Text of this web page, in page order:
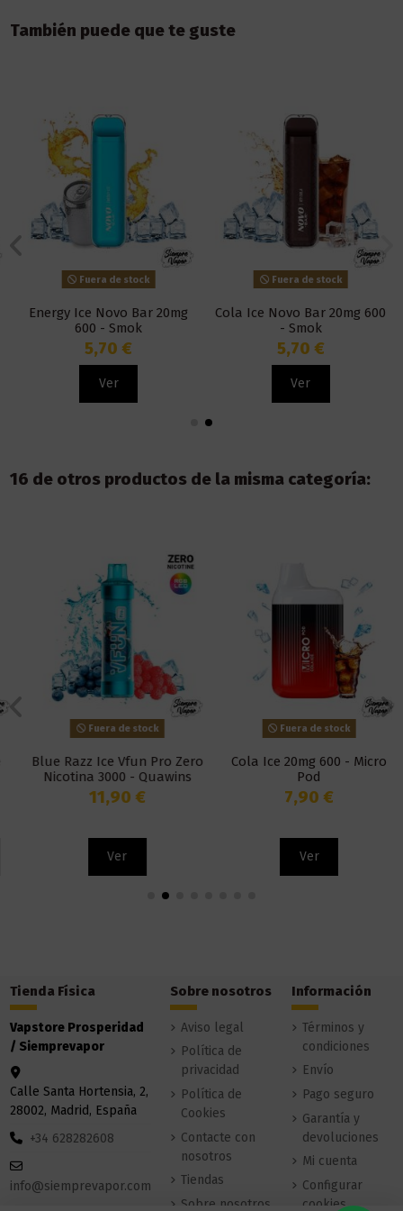
También puede que te guste
Fuera de stock
Energy Ice Novo Bar 20mg
600 - Smok
5,70 €
Ver
Fuera de stock
Cola Ice Novo Bar 20mg 600
- Smok
5,70 €
Ver
16 de otros productos de la misma categoría:
Fuera de stock
Blue Razz Ice Vfun Pro Zero
Nicotina 3000 - Quawins
11,90 €
Ver
Fuera de stock
Cola Ice 20mg 600 - Micro
Pod
7,90 €
Ver
Tienda Física
Vapstore Prosperidad
/ Siemprevapor
Calle Santa Hortensia, 2,
28002, Madrid, España
+34 628282608
info@siemprevapor.com
Sobre nosotros
Aviso legal
Política de
privacidad
Política de
Cookies
Contacte con
nosotros
Tiendas
Sobre nosotros
Información
Términos y
condiciones
Envío
Pago seguro
Garantía y
devoluciones
Mi cuenta
Configurar
cookies